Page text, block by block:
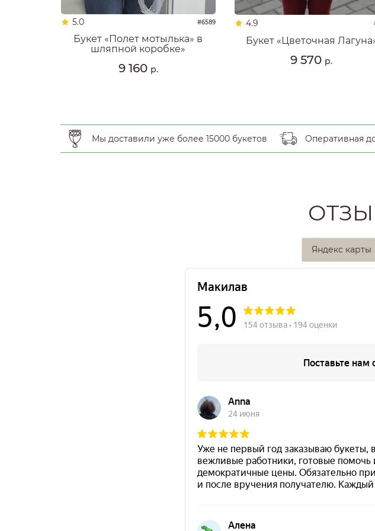
5.0 #6589
Букет «Полет мотылька» в
шляпной коробке»
9 160 р.
4.9
Букет «Цветочная
9 570 р.
Мы доставили уже более 15000 букетов Оперативная
Яндекс карты